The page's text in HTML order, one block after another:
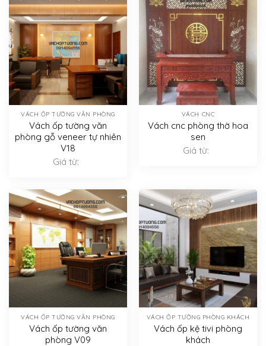
VÁCH ỐP TƯỜNG VĂN PHÒNG
Vách ốp tường văn
phòng gỗ veneer tự nhiên
V18
Giá từ:
VÁCH CNC
Vách cnc phòng thờ hoa
sen
Giá từ:
VÁCH ỐP TƯỜNG VĂN PHÒNG
Vách ốp tường văn
phòng V09
VÁCH ỐP TƯỜNG PHÒNG KHÁCH
Vách ốp kệ tivi phòng
khách